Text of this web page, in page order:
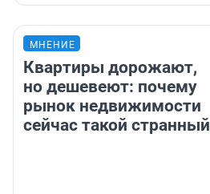
МНЕНИЕ
Квартиры дорожают,
но дешевеют: почему
рынок недвижимости
сейчас такой странный